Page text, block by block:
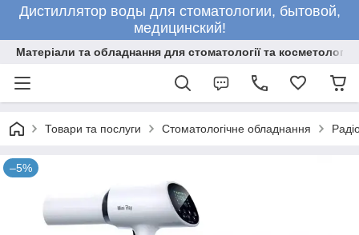
Дистиллятор воды для стоматологии, бытовой,
медицинский!
Матеріали та обладнання для стоматології та косметології
Товари та послуги Стоматологічне обладнання
–5%